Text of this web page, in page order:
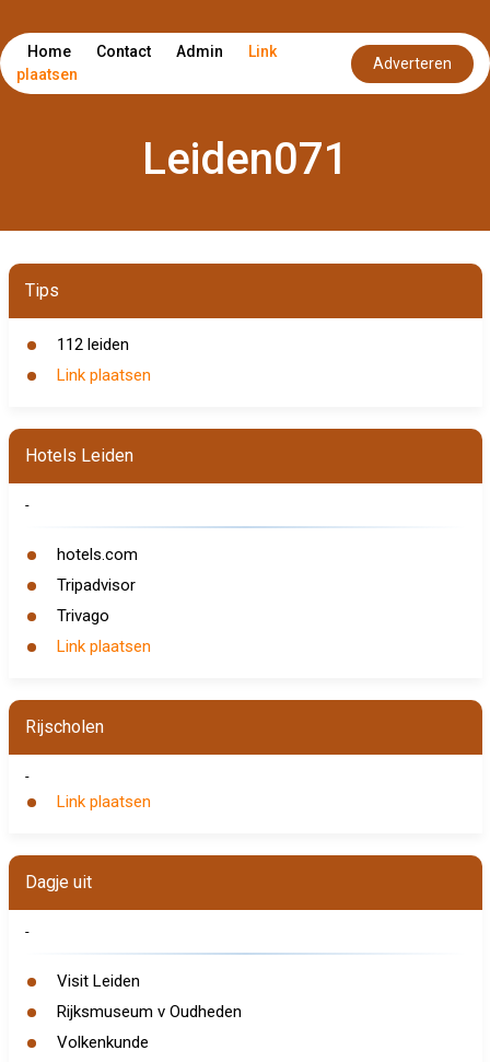
Home Contact Admin
Link
plaatsen
Adverteren
Leiden071
Tips
112 leiden
Link plaatsen
Hotels Leiden
-
hotels.com
Tripadvisor
Trivago
Link plaatsen
Rijscholen
-
Link plaatsen
Dagje uit
-
Visit Leiden
Rijksmuseum v Oudheden
Volkenkunde